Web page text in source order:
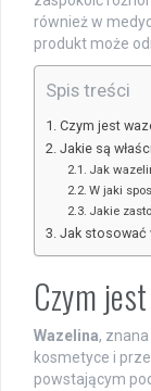
również w
produkt może
Spis treści
Czym jest
Jakie są
Jak
W jaki
Jakie
Jak stosować
Czym
Wazelina,
kosmetyce i
powstającym